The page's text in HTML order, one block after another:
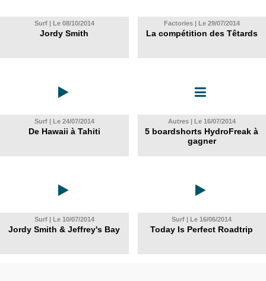
Surf | Le 08/10/2014
Jordy Smith
Factories | Le 29/07/2014
La compétition des Têtards
Surf | Le 24/07/2014
De Hawaii à Tahiti
Autres | Le 16/07/2014
5 boardshorts HydroFreak à
gagner
Surf | Le 10/07/2014
Jordy Smith & Jeffrey's Bay
Surf | Le 16/06/2014
Today Is Perfect Roadtrip